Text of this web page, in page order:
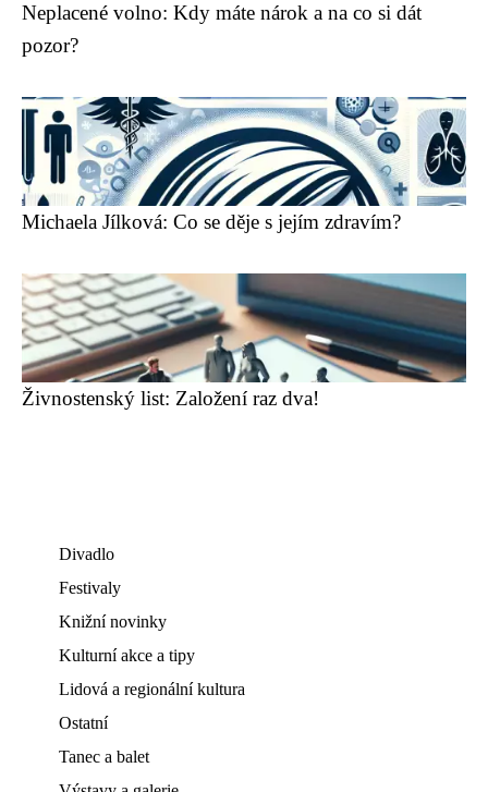
Neplacené volno: Kdy máte nárok a na co si dát
pozor?
Michaela Jílková: Co se děje s jejím zdravím?
Živnostenský list: Založení raz dva!
Divadlo
Festivaly
Knižní novinky
Kulturní akce a tipy
Lidová a regionální kultura
Ostatní
Tanec a balet